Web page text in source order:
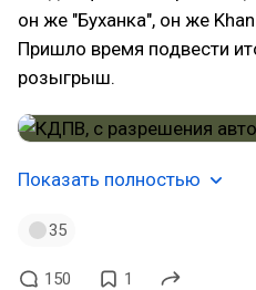
он же "Буханка", он же
Пришло время подвести
розыгрыш.
Показать полностью
35
150 1